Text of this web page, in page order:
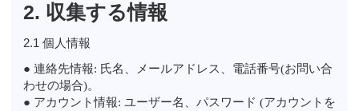
2. 収集する情報
2.1 個人情報
● 連絡先情報: 氏名、メールアドレス、電話番号(お問い合
わせの場合)。
● アカウント情報: ユーザー名、パスワード (アカウントを